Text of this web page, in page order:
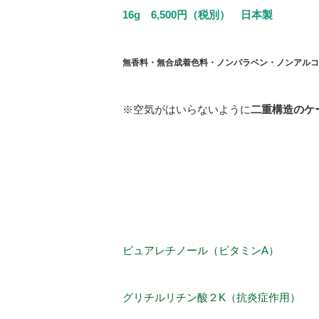
16g 6,500円（税別） 日本製
無香料・無合成着色料・ノンパラベン・ノンアル
※空気がはいらないように二重構造のケ
ピュアレチノール（ビタミンA）
グリチルリチン酸２K（抗炎症作用）